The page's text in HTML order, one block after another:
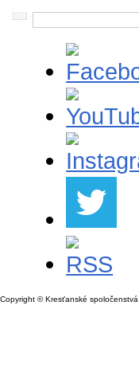
Copyright © Kresťanské spoločenstvá